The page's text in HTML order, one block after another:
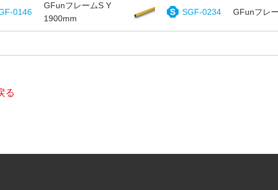
0146
GFunフレームS Y
1900mm
SGF-0234 GFunフレ
る